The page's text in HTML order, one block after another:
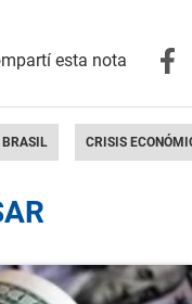
BRASIL CRISIS